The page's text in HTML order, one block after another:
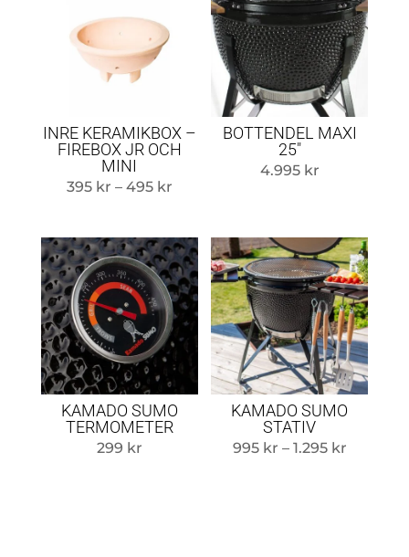
INRE KERAMIKBOX –
FIREBOX JR OCH
MINI
395 kr – 495 krPrisintervall:
till
495 kr
BOTTENDEL MAXI
25″
4.995 kr
KAMADO SUMO
TERMOMETER
299 kr
KAMADO SUMO
STATIV
995 kr – 1.295 kr